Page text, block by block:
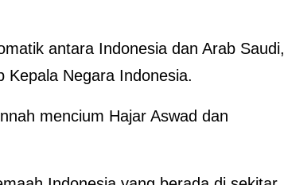
antara Indonesia dan Arab Saudi,
Kepala Negara Indonesia.
mencium Hajar Aswad dan